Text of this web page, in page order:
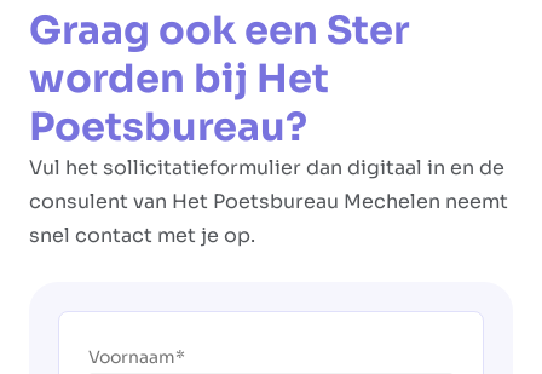
Graag ook een Ster
worden bij Het
Poetsbureau?
Vul het sollicitatieformulier dan digitaal in en de
consulent van Het Poetsbureau Mechelen neemt
snel contact met je op.
Voornaam